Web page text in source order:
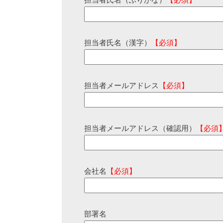
担当者氏名（漢字） 【必須】
担当者メールアドレス 【必須】
担当者メールアドレス（確認用） 【必須
会社名 【必須】
部署名